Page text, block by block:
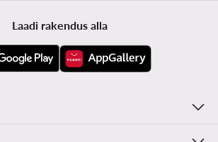
Laadi rakendus alla